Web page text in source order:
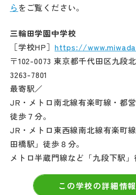
ら をご覧ください。
三輪田学園中学校
［学校HP］ https://
〒102-0073 東京都千代田区九
3263-7801
最寄駅／
JR・メトロ南北線有楽町線・都
徒歩７分。
JR・メトロ東西線南北線有楽町
田橋駅」徒歩８分。
メトロ半蔵門線など「九段下駅」
この学校の詳細情